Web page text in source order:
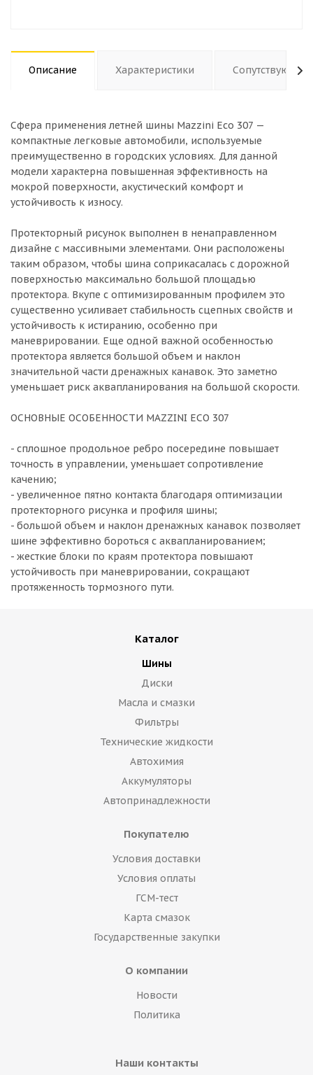
Описание Характеристики
Сфера применения летней шины Mazzini Eco 307 —
компактные легковые автомобили, используемые
преимущественно в городских условиях. Для данной
модели характерна повышенная эффективность на
мокрой поверхности, акустический комфорт и
устойчивость к износу.
Протекторный рисунок выполнен в ненаправленном
дизайне с массивными элементами. Они расположены
таким образом, чтобы шина соприкасалась с дорожной
поверхностью максимально большой площадью
протектора. Вкупе с оптимизированным профилем это
существенно усиливает стабильность сцепных свойств и
устойчивость к истиранию, особенно при
маневрировании. Еще одной важной особенностью
протектора является большой объем и наклон
значительной части дренажных канавок. Это заметно
уменьшает риск аквапланирования на большой скорости.
ОСНОВНЫЕ ОСОБЕННОСТИ MAZZINI ECO 307
- сплошное продольное ребро посередине повышает
точность в управлении, уменьшает сопротивление
качению;
- увеличенное пятно контакта благодаря оптимизации
протекторного рисунка и профиля шины;
- большой объем и наклон дренажных канавок позволяет
шине эффективно бороться с аквапланированием;
- жесткие блоки по краям протектора повышают
устойчивость при маневрировании, сокращают
протяженность тормозного пути.
Каталог
Шины
Диски
Масла и смазки
Фильтры
Технические жидкости
Автохимия
Аккумуляторы
Автопринадлежности
Покупателю
Условия доставки
Условия оплаты
ГСМ-тест
Карта смазок
Государственные закупки
О компании
Новости
Политика
Наши контакты